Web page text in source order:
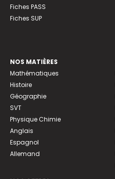
Fiches PASS
Fiches SUP
NOS MATIÈRES
Mathématiques
Histoire
Géographie
SVT
Physique Chimie
Anglais
Espagnol
Allemand